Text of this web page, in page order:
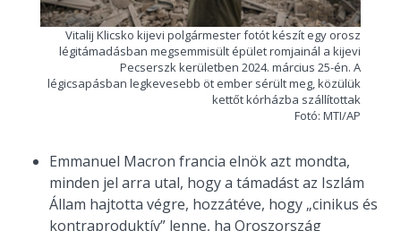
Vitalij Klicsko kijevi polgármester fotót készít egy orosz
légitámadásban megsemmisült épület romjainál a kijevi
Pecserszk kerületben 2024. március 25-én. A
légicsapásban legkevesebb öt ember sérült meg, közülük
kettőt kórházba szállítottak
Fotó: MTI/AP
Emmanuel Macron francia elnök azt mondta,
minden jel arra utal, hogy a támadást az Iszlám
Állam hajtotta végre, hozzátéve, hogy „cinikus és
kontraproduktív” lenne, ha Oroszország